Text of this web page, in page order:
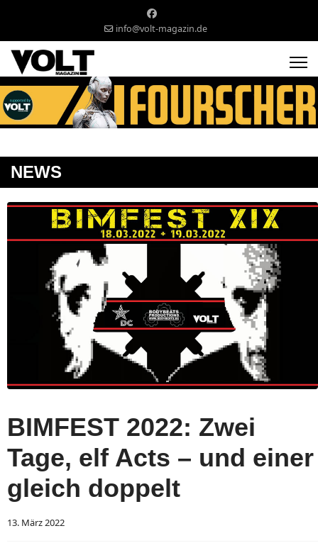
info@volt-magazin.de
NEWS
BIMFEST 2022: Zwei
Tage, elf Acts – und einer
gleich doppelt
13. März 2022